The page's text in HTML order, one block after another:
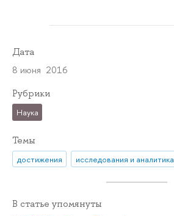
Дата
8 июня 2016
Рубрики
Наука
Темы
достижения исследования и аналитика
В статье упомянуты